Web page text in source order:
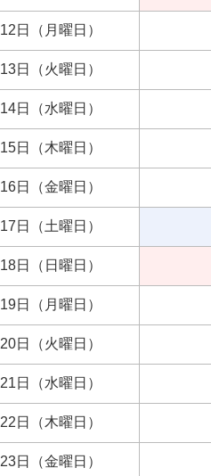
12日（月曜日）
13日（火曜日）
14日（水曜日）
15日（木曜日）
16日（金曜日）
17日（土曜日）
18日（日曜日）
19日（月曜日）
20日（火曜日）
21日（水曜日）
22日（木曜日）
23日（金曜日）